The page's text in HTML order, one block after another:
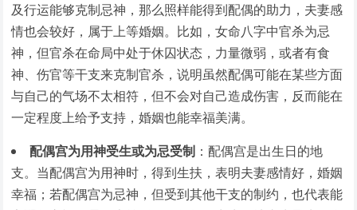
及行运能够克制忌神，那么照样能得到配偶的助力，夫妻感
情也会较好，属于上等婚姻。比如，女命八字中官杀为忌
神，但官杀在命局中处于休囚状态，力量微弱，或者有食
神、伤官等干支来克制官杀，说明虽然配偶可能在某些方面
与自己的气场不太相符，但不会对自己造成伤害，反而能在
一定程度上给予支持，婚姻也能幸福美满。
配偶宫为用神受生或为忌受制 ：配偶宫是出生日的地
支。当配偶宫为用神时，得到生扶，表明夫妻感情好，婚姻
幸福；若配偶宫为忌神，但受到其他干支的制约，也代表能